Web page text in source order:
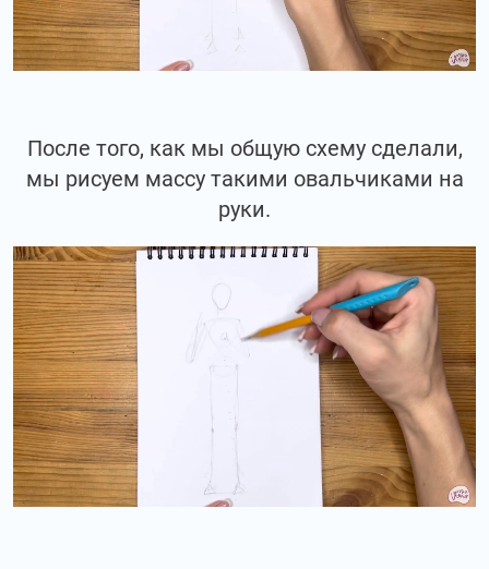
После того, как мы общую схему сделали,
мы рисуем массу такими овальчиками на
руки.